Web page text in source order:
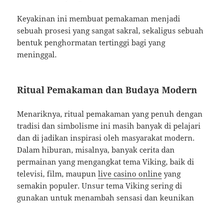
Keyakinan ini membuat pemakaman menjadi
sebuah prosesi yang sangat sakral, sekaligus sebuah
bentuk penghormatan tertinggi bagi yang
meninggal.
Ritual Pemakaman dan Budaya Modern
Menariknya, ritual pemakaman yang penuh dengan
tradisi dan simbolisme ini masih banyak di pelajari
dan di jadikan inspirasi oleh masyarakat modern.
Dalam hiburan, misalnya, banyak cerita dan
permainan yang mengangkat tema Viking, baik di
televisi, film, maupunlive casino online yang
semakin populer. Unsur tema Viking sering di
gunakan untuk menambah sensasi dan keunikan